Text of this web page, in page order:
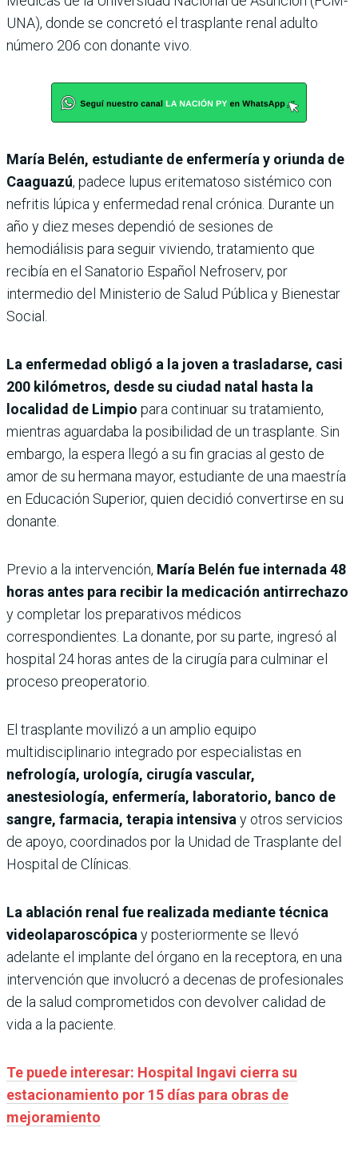
UNA), donde se concretó el trasplante renal adulto
número 206 con donante vivo.
María Belén, estudiante de enfermería y oriunda de
Caaguazú, padece lupus eritematoso sistémico con
nefritis lúpica y enfermedad renal crónica. Durante un
año y diez meses dependió de sesiones de
hemodiálisis para seguir viviendo, tratamiento que
recibía en el Sanatorio Español Nefroserv, por
intermedio del Ministerio de Salud Pública y Bienestar
Social.
La enfermedad obligó a la joven a trasladarse, casi
200 kilómetros, desde su ciudad natal hasta la
localidad de Limpio para continuar su tratamiento,
mientras aguardaba la posibilidad de un trasplante. Sin
embargo, la espera llegó a su fin gracias al gesto de
amor de su hermana mayor, estudiante de una maestría
en Educación Superior, quien decidió convertirse en su
donante.
Previo a la intervención, María Belén fue internada 48
horas antes para recibir la medicación antirrechazo
y completar los preparativos médicos
correspondientes. La donante, por su parte, ingresó al
hospital 24 horas antes de la cirugía para culminar el
proceso preoperatorio.
El trasplante movilizó a un amplio equipo
multidisciplinario integrado por especialistas en
nefrología, urología, cirugía vascular,
anestesiología, enfermería, laboratorio, banco de
sangre, farmacia, terapia intensivay otros servicios
de apoyo, coordinados por la Unidad de Trasplante del
Hospital de Clínicas.
La ablación renal fue realizada mediante técnica
videolaparoscópicay posteriormente se llevó
adelante el implante del órgano en la receptora, en una
intervención que involucró a decenas de profesionales
de la salud comprometidos con devolver calidad de
vida a la paciente.
Te puede interesar: Hospital Ingavi cierra su
estacionamiento por 15 días para obras de
mejoramiento